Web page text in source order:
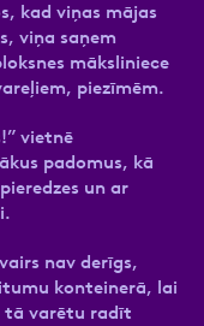
kad viņas mājas
viņa saņem
māksliniece
piezīmēm.
vietnē
padomus, kā
un ar
nav derīgs,
konteinerā, lai
tā varētu radīt